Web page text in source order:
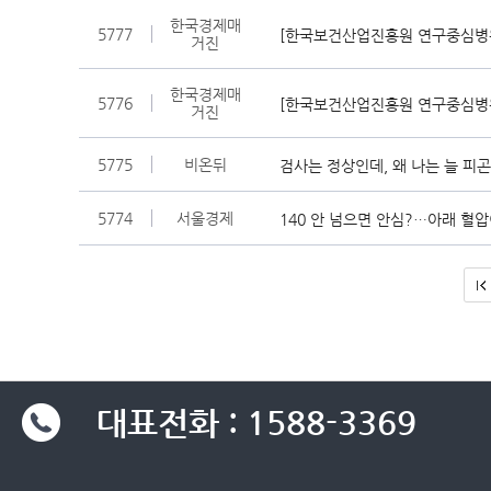
5777
한국경제매
거진
5776
한국경제매
거진
[한국보건산업진흥원 연구중심
5775 비온뒤 검사는 정상인데, 왜 나는 늘 피
5774 서울경제 140 안 넘으면 안심?…아래 혈
대표전화 : 1588-3369